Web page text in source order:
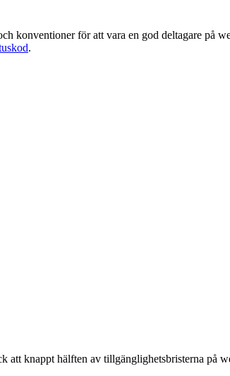
konventioner för att vara en god deltagare på
.
att knappt hälften av tillgänglighetsbristerna på